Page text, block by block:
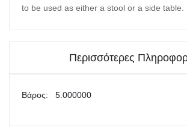
to be used as either a stool or a side table.
Περισσότερες
Περισσότερες5.000000